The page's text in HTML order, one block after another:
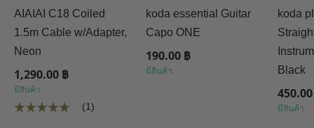
AIAIAI C18 Coiled
1.5m Cable w/Adapter,
Neon
1,290.00 ฿
มีสินค้า
(1)
koda essential Guitar
Capo ONE
190.00 ฿
มีสินค้า
koda
Black
มีสินค้า